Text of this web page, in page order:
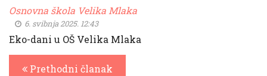
Osnovna škola Velika Mlaka
6. svibnja 2025. 12:43
Eko-dani u OŠ Velika Mlaka
Prethodni članak